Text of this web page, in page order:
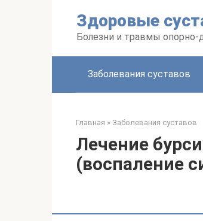
Здоровые
Болезни и травмы опорно-
Заболевания суставов
Главная » Заболевания суставов
Лечение
(воспаление